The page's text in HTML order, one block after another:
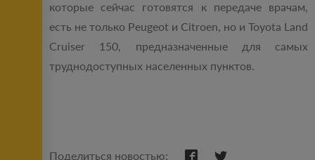
которые сейчас готовятся к передаче врачам,
есть не только Peugeot и Citroen, но и Toyota Land
Cruiser 150, предназначенные для самых
труднодоступных населенных пунктов.
Поделиться новостью: